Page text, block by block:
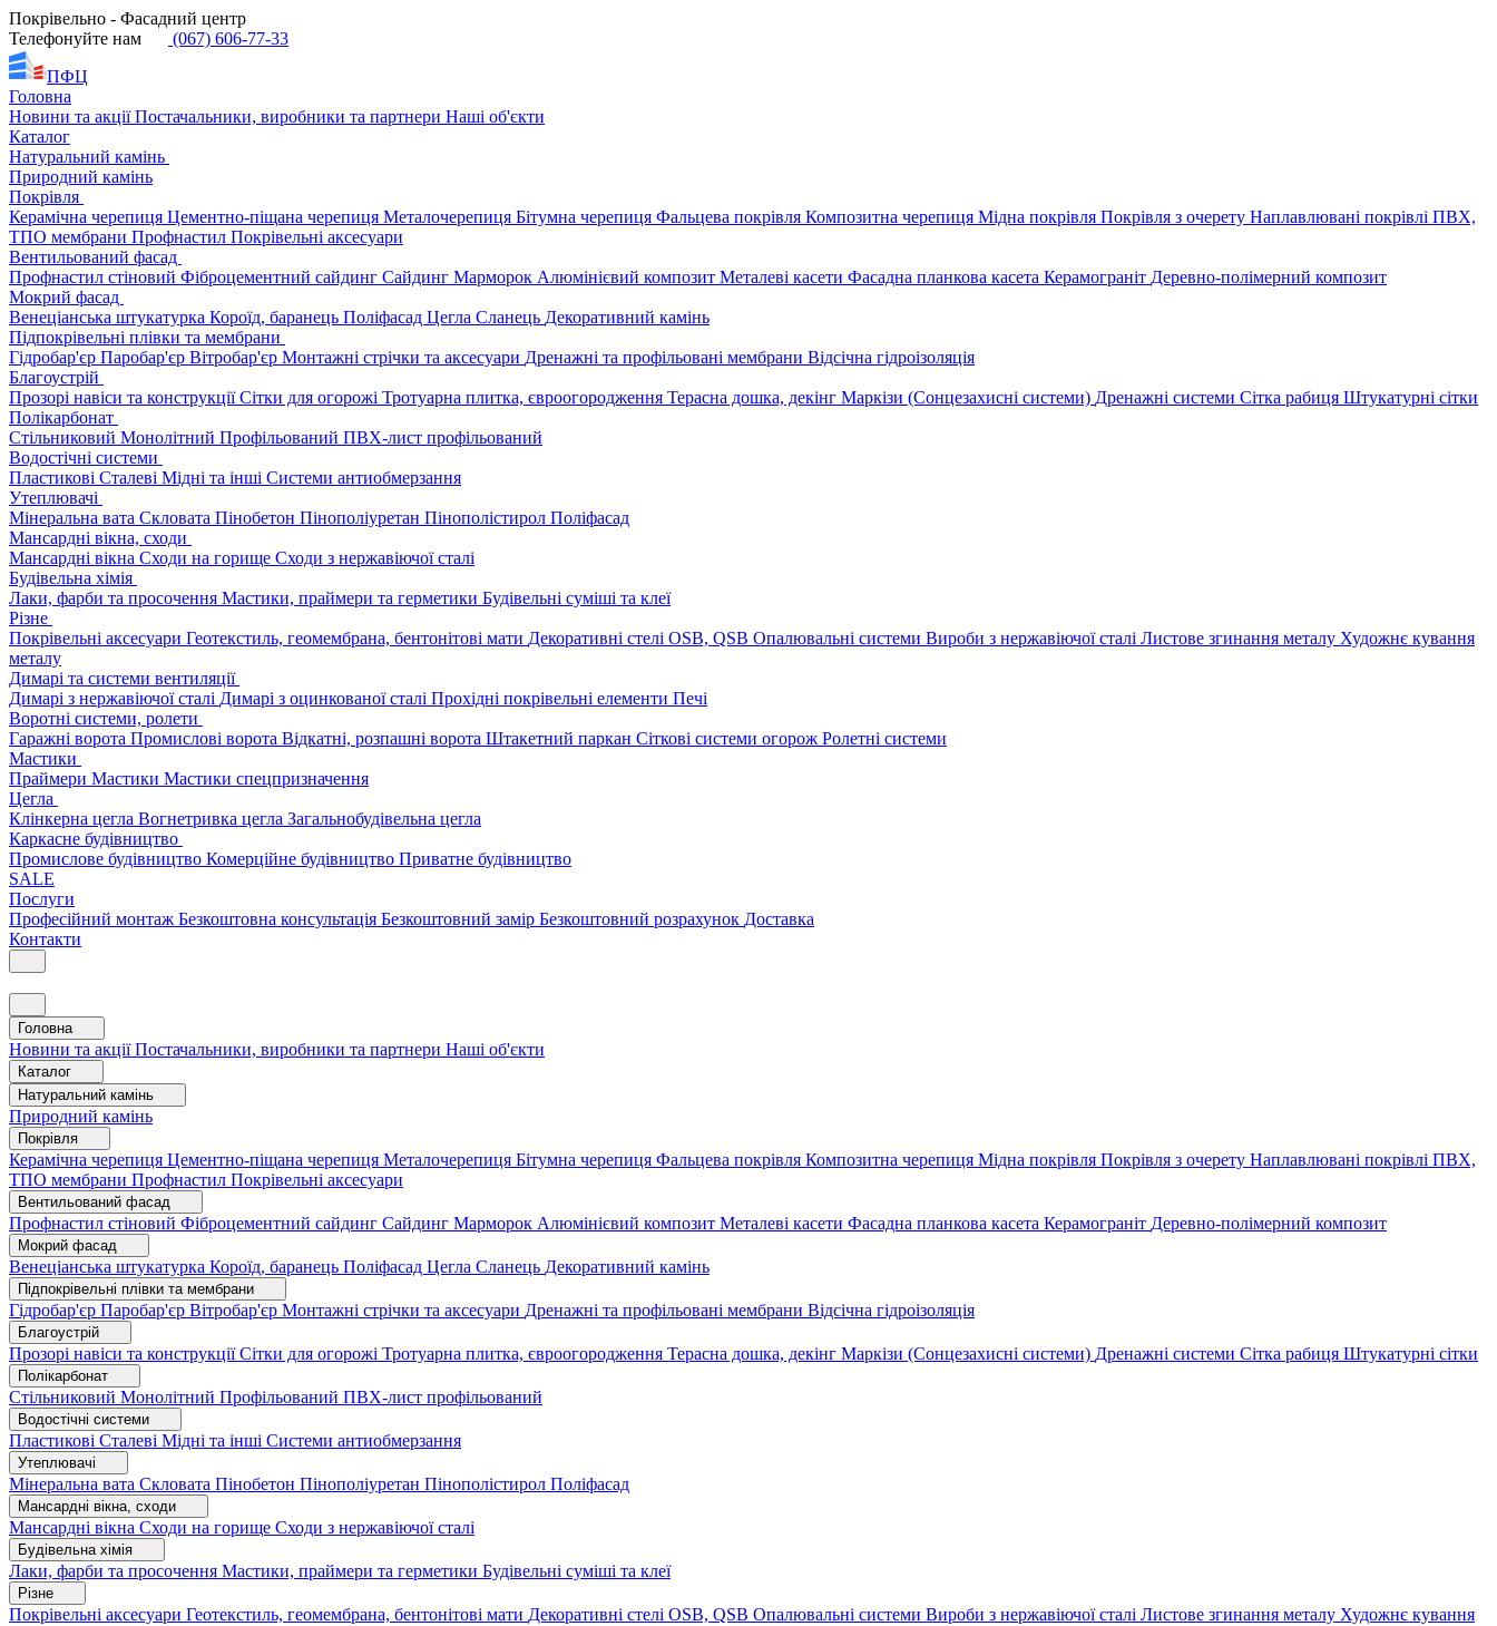
Покрівельно - Фасадний центр
Телефонуйте нам
(067) 606-77-33
ПФЦ
Головна
Новини та акціїПостачальники, виробники та партнери Наші об'єкти
Каталог
Натуральний камінь
Природний камінь
Покрівля
Керамічна черепиця Цементно-піщана черепиця Металочерепиця Бітумна черепиця Фальцева покрівля Композитна черепиця Мідна покрівля Покрівля з очерету Наплавлювані покрівлі ПВХ,
ТПО мембрани Профнастил Покрівельні аксесуари
Вентильований фасад
Профнастил стіновий Фіброцементний сайдинг Сайдинг Марморок Алюмінієвий композит Металеві касети Фасадна планкова касета Керамограніт Деревно-полімерний композит
Мокрий фасад
Венеціанська штукатурка Короїд, баранець Поліфасад Цегла Сланець Декоративний камінь
Підпокрівельні плівки та мембрани
Гідробар'єр Паробар'єр Вітробар'єр Монтажні стрічки та аксесуари Дренажні та профільовані мембрани Відсічна гідроізоляція
Благоустрій
Прозорі навіси та конструкціїСітки для огорожі Тротуарна плитка, євроогородження Терасна дошка, декінг Маркізи (Сонцезахисні системи) Дренажні системи Сітка рабиця Штукатурні сітки
Полікарбонат
Стільниковий Монолітний Профільований ПВХ-лист профільований
Водостічні системи
Пластикові Сталеві Мідні та інші Системи антиобмерзання
Утеплювачі
Мінеральна вата Скловата Пінобетон Пінополіуретан Пінополістирол Поліфасад
Мансардні вікна, сходи
Мансардні вікна Сходи на горище Сходи з нержавіючої сталі
Будівельна хімія
Лаки, фарби та просочення Мастики, праймери та герметики Будівельні суміші та клеї
Різне
Покрівельні аксесуари Геотекстиль, геомембрана, бентонітові мати Декоративні стелі OSB, QSB Опалювальні системи Вироби з нержавіючої сталі Листове згинання металу Художнє кування
металу
Димарі та системи вентиляції
Димарі з нержавіючої сталі Димарі з оцинкованої сталі Прохідні покрівельні елементи Печі
Воротні системи, ролети
Гаражні ворота Промислові ворота Відкатні, розпашні ворота Штакетний паркан Сіткові системи огорож Ролетні системи
Мастики
Праймери Мастики Мастики спецпризначення
Цегла
Клінкерна цегла Вогнетривка цегла Загальнобудівельна цегла
Каркасне будівництво
Промислове будівництво Комерційне будівництво Приватне будівництво
SALE
Послуги
Професійний монтаж Безкоштовна консультація Безкоштовний замір Безкоштовний розрахунок Доставка
Контакти
Головна
Новини та акціїПостачальники, виробники та партнери Наші об'єкти
Каталог
Натуральний камінь
Природний камінь
Покрівля
Керамічна черепиця Цементно-піщана черепиця Металочерепиця Бітумна черепиця Фальцева покрівля Композитна черепиця Мідна покрівля Покрівля з очерету Наплавлювані покрівлі ПВХ,
ТПО мембрани Профнастил Покрівельні аксесуари
Вентильований фасад
Профнастил стіновий Фіброцементний сайдинг Сайдинг Марморок Алюмінієвий композит Металеві касети Фасадна планкова касета Керамограніт Деревно-полімерний композит
Мокрий фасад
Венеціанська штукатурка Короїд, баранець Поліфасад Цегла Сланець Декоративний камінь
Підпокрівельні плівки та мембрани
Гідробар'єр Паробар'єр Вітробар'єр Монтажні стрічки та аксесуари Дренажні та профільовані мембрани Відсічна гідроізоляція
Благоустрій
Прозорі навіси та конструкціїСітки для огорожі Тротуарна плитка, євроогородження Терасна дошка, декінг Маркізи (Сонцезахисні системи) Дренажні системи Сітка рабиця Штукатурні сітки
Полікарбонат
Стільниковий Монолітний Профільований ПВХ-лист профільований
Водостічні системи
Пластикові Сталеві Мідні та інші Системи антиобмерзання
Утеплювачі
Мінеральна вата Скловата Пінобетон Пінополіуретан Пінополістирол Поліфасад
Мансардні вікна, сходи
Мансардні вікна Сходи на горище Сходи з нержавіючої сталі
Будівельна хімія
Лаки, фарби та просочення Мастики, праймери та герметики Будівельні суміші та клеї
Різне
Покрівельні аксесуари Геотекстиль, геомембрана, бентонітові мати Декоративні стелі OSB, QSB Опалювальні системи Вироби з нержавіючої сталі Листове згинання металу Художнє кування